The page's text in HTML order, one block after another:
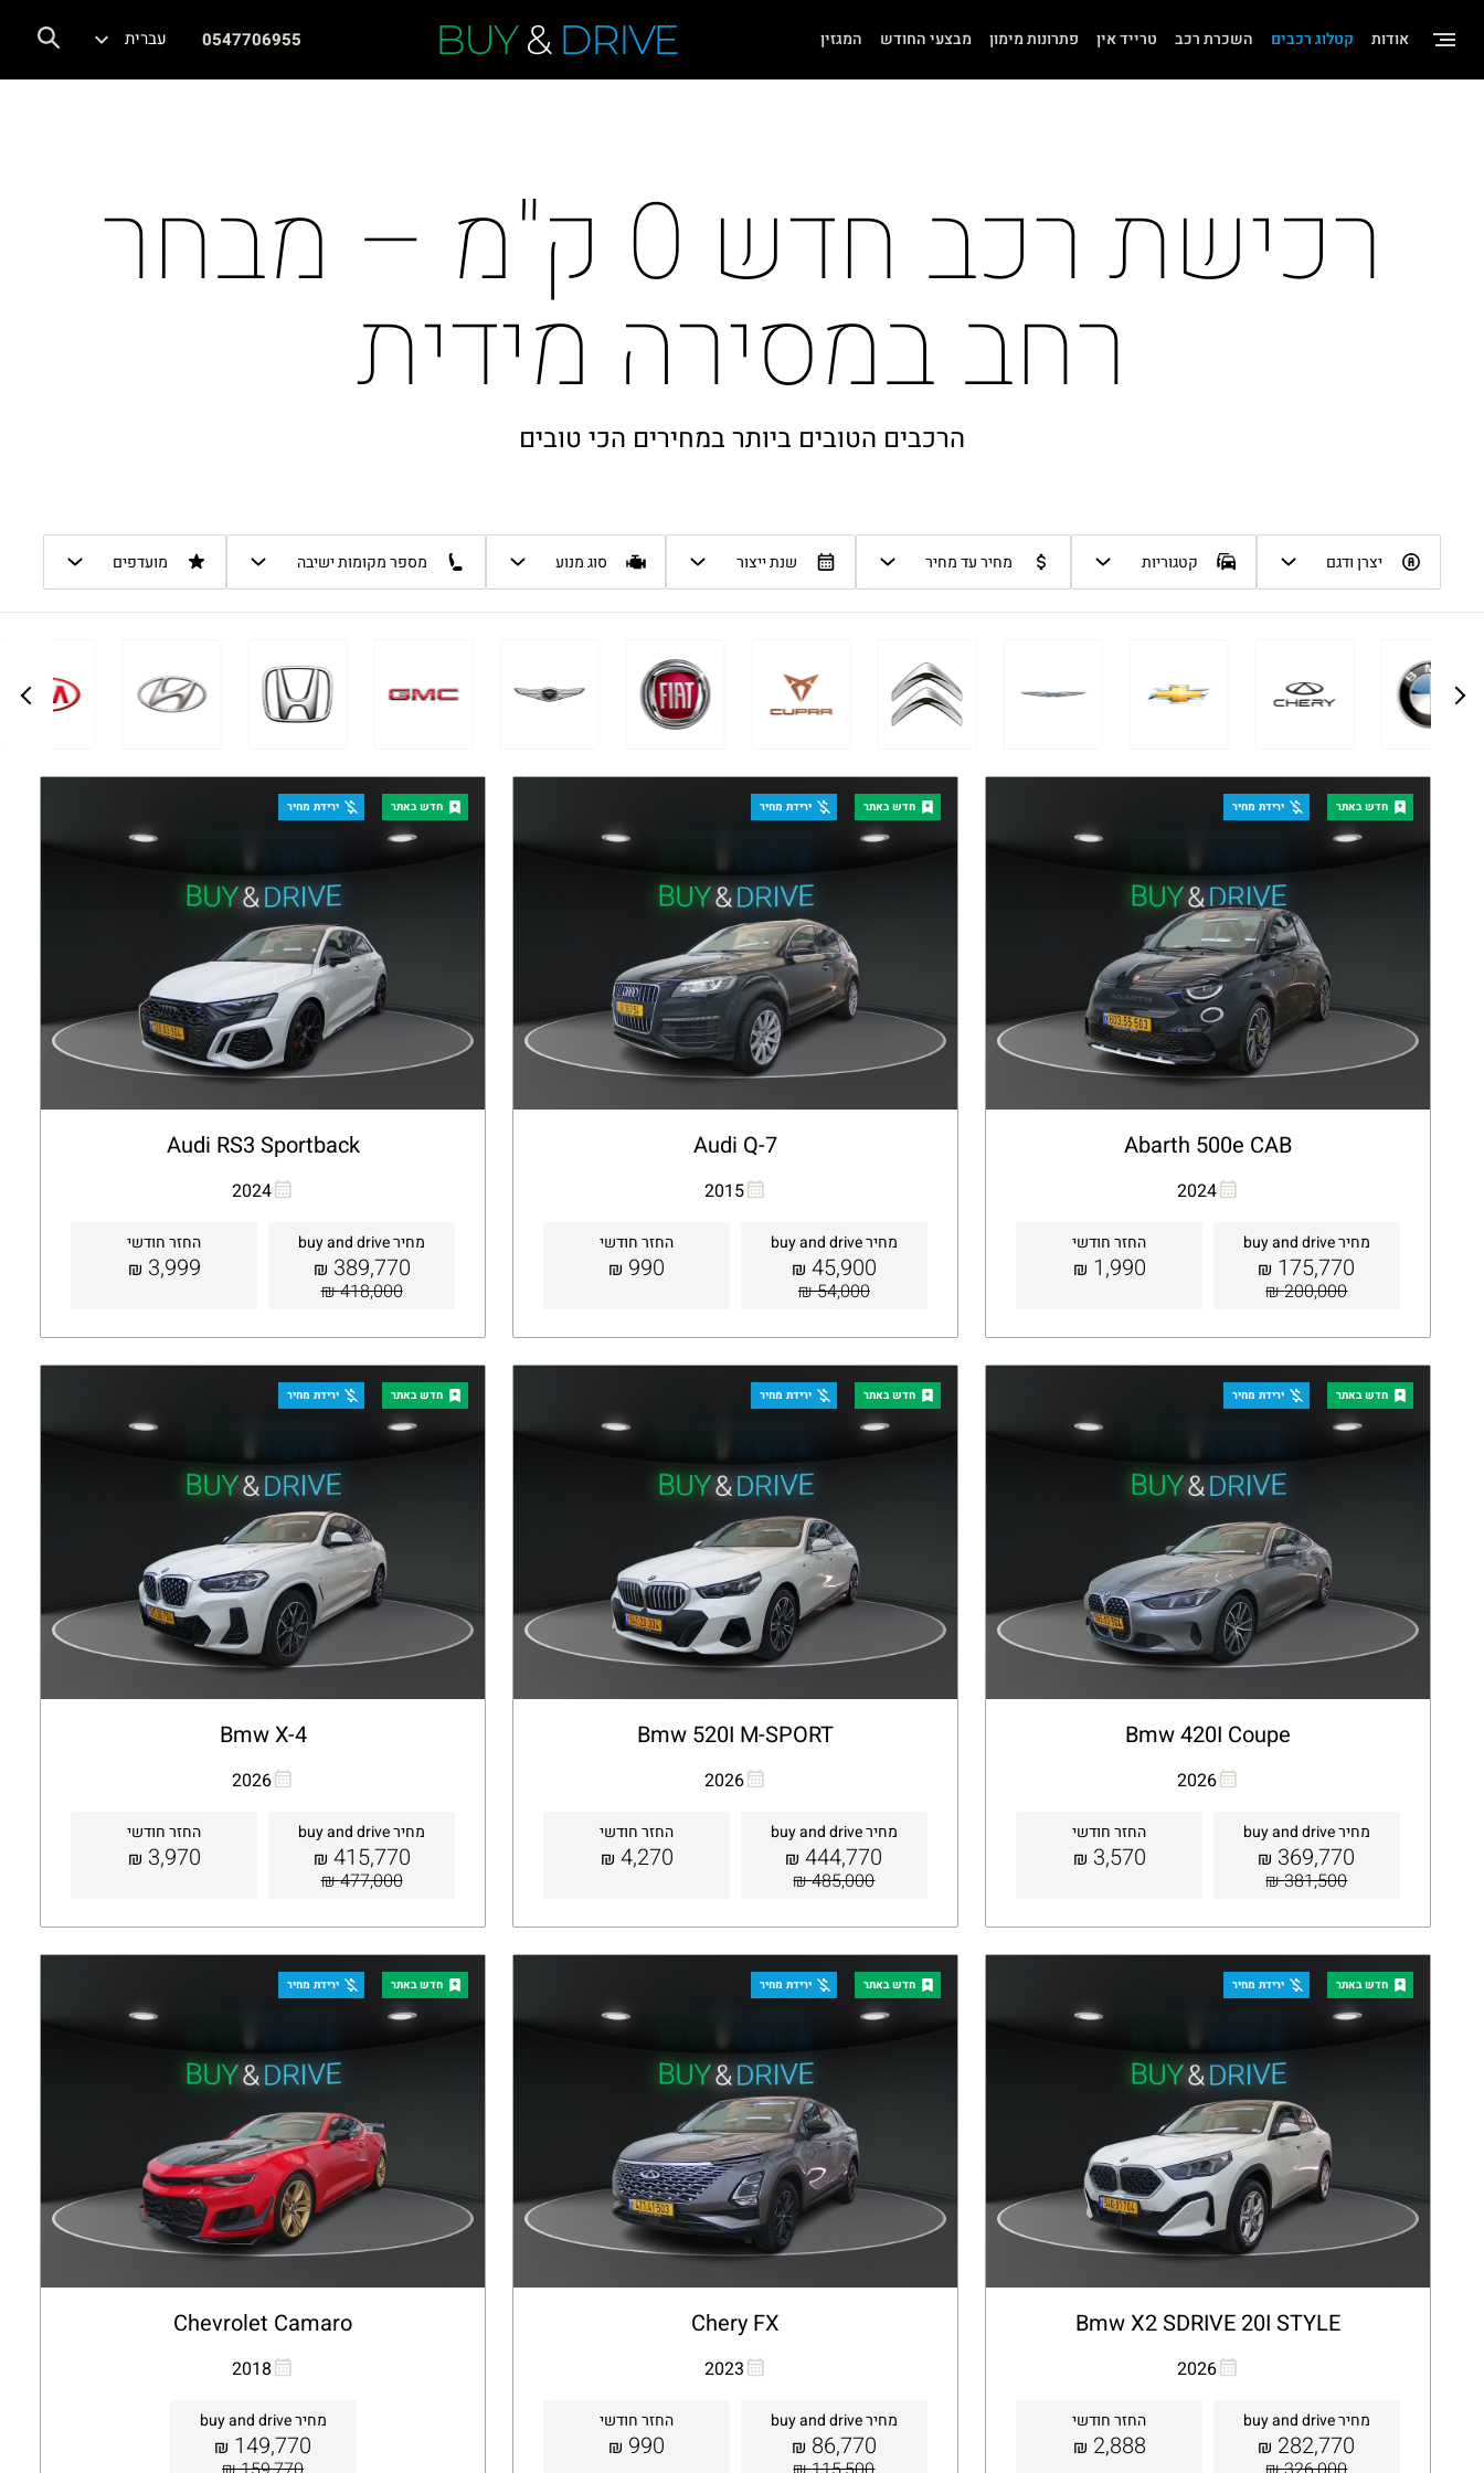
לֵב:
בְּאֲתָר
הָאֲתָר
לְעִוְורִים
הַמִּשְׁתַּמְּשִׁים
בְּתוֹכְנַת
קוֹרֵא־מָסָךְ;
לִפְתִיחַת
אודות קטלוג רכבים השכרת רכב טרייד אין פתרונות מימון מבצעי החודש המגזין BUY & DRIVE
0547706955 עברית
רכישת רכב חדש 0 ק"מ – מבחר
רחב במסירה מידית
הרכבים הטובים ביותר במחירים הכי טובים
יצרן ודגם קטגוריות מחיר עד מחיר שנת ייצור סוג מנוע מספר מקומות ישיבה מועדפים
חדש באתר ירידת מחיר
Abarth 500e CAB
2024
מחיר buy and drive
175,770
₪
200,000 ₪
החזר חודשי
1,990
₪
העתקת קישור Whatsapp
קבלת הצעה
חדש באתר ירידת מחיר
Audi Q-7
2015
מחיר buy and drive
45,900
₪
54,000 ₪
החזר חודשי
990
₪
Whatsapp
קבלת הצעה
חדש באתר ירידת מחיר
Audi RS3 Sportback
2024
מחיר buy and drive
389,770
₪
418,000 ₪
החזר חודשי
3,999
₪
העתקת קישור Whatsapp
קבלת הצעה חדש באתר ירידת מחיר
Bmw 420I Coupe
2026
מחיר buy and drive
369,770
₪
381,500 ₪
החזר חודשי
3,570
₪
העתקת קישור Whatsapp
קבלת הצעה
חדש באתר ירידת מחיר
Bmw 520I M-SPORT
2026
מחיר buy and drive
444,770
₪
485,000 ₪
החזר חודשי
4,270
₪
העתקת קישור Whatsapp
קבלת הצעה
חדש באתר ירידת מחיר
Bmw X-4
2026
מחיר buy and drive
415,770
₪
477,000 ₪
החזר חודשי
3,970
₪
Whatsapp
קבלת הצעה חדש באתר ירידת מחיר
Bmw X2 SDRIVE 20I STYLE
2026
מחיר buy and drive
282,770
₪
החזר חודשי
2,888
₪
העתקת קישור Whatsapp
חדש באתר ירידת מחיר
Chery FX
2023
מחיר buy and drive
86,770
₪
החזר חודשי
990
₪
Whatsapp
חדש באתר ירידת מחיר
Chevrolet Camaro
2018
מחיר buy and drive
149,770
₪
העתקת קישור Whatsapp